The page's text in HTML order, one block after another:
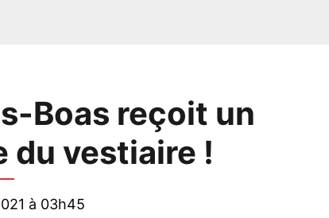
Boas reçoit un
du vestiaire !
à 03h45